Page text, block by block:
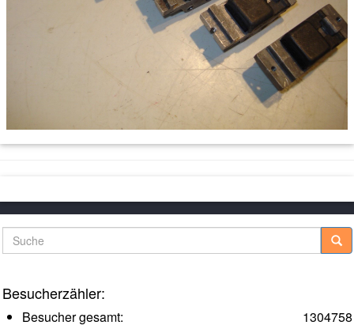
Suche
Besucherzähler:
1304758
Besucher gesamt: